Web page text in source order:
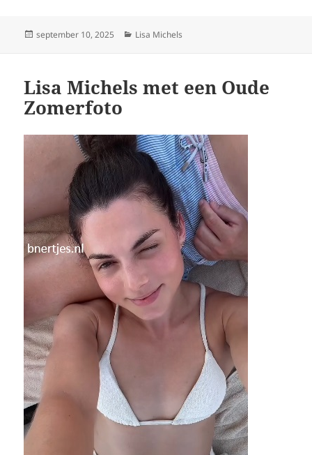
Geplaatst
september 10, 2025 Categorieën
Lisa Michels
Lisa Michels met een Oude
Zomerfoto